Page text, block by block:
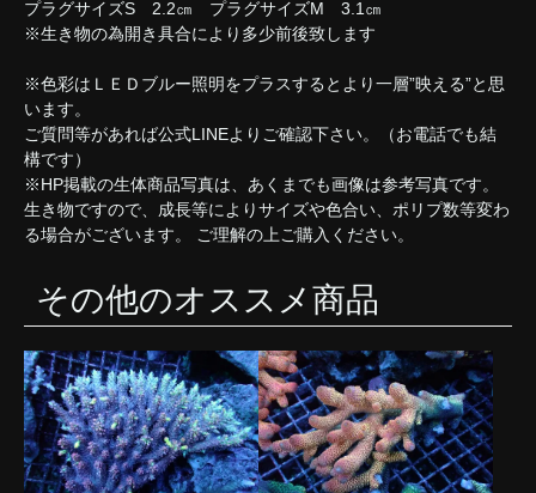
プラグサイズS 2.2㎝ プラグサイズM 3.1㎝
※生き物の為開き具合により多少前後致します
※色彩はＬＥＤブルー照明をプラスするとより一層”映える”と思
います。
ご質問等があれば公式LINEよりご確認下さい。（お電話でも結
構です）
※HP掲載の生体商品写真は、あくまでも画像は参考写真です。
生き物ですので、成長等によりサイズや色合い、ポリプ数等変わ
る場合がございます。 ご理解の上ご購入ください。
その他のオススメ商品